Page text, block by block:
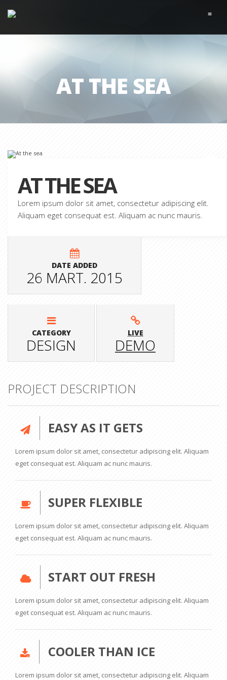
≡
AT THE SEA
AT THE SEA
Lorem ipsum dolor sit amet, consectetur adipiscing elit.
Aliquam eget consequat est. Aliquam ac nunc mauris.
DATE ADDED
26 MART. 2015
CATEGORY
DESIGN
LIVE
DEMO
PROJECT DESCRIPTION
EASY AS IT GETS
Lorem ipsum dolor sit amet, consectetur adipiscing elit. Aliquam
eget consequat est. Aliquam ac nunc mauris.
SUPER FLEXIBLE
Lorem ipsum dolor sit amet, consectetur adipiscing elit. Aliquam
eget consequat est. Aliquam ac nunc mauris.
START OUT FRESH
Lorem ipsum dolor sit amet, consectetur adipiscing elit. Aliquam
eget consequat est. Aliquam ac nunc mauris.
COOLER THAN ICE
Lorem ipsum dolor sit amet, consectetur adipiscing elit. Aliquam